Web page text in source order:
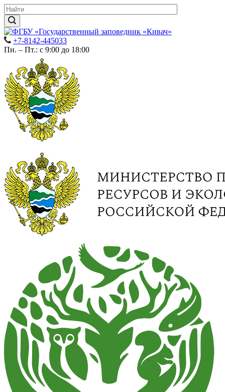
+7-8142-445033
Пн. – Пт.: с 9:00 до 18:00